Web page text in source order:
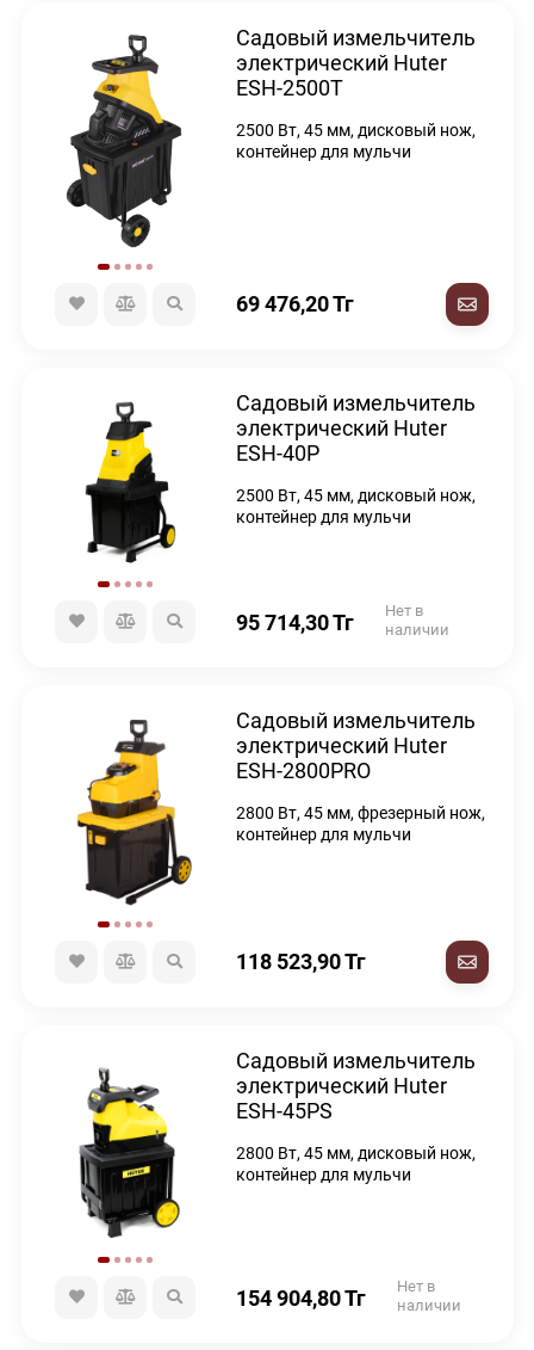
Садовый измельчитель
электрический Huter
ESH-2500T
2500 Вт, 45 мм, дисковый нож,
контейнер для мульчи
69 476,20Тг
Садовый измельчитель
электрический Huter
ESH-40P
2500 Вт, 45 мм, дисковый нож,
контейнер для мульчи
95 714,30Тг
Нет в
наличии
Садовый измельчитель
электрический Huter
ESH-2800PRO
2800 Вт, 45 мм, фрезерный нож,
контейнер для мульчи
118 523,90Тг
Садовый измельчитель
электрический Huter
ESH-45PS
2800 Вт, 45 мм, дисковый нож,
контейнер для мульчи
154 904,80Тг
Нет в
наличии